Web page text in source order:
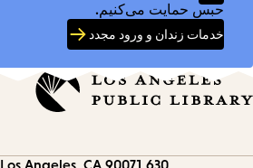
حبس حمایت می‌کنیم.
خدمات زندان و ورود مجدد
630 W Fifth St.
Los Angeles, CA 90071